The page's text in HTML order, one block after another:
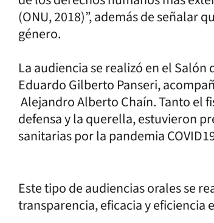
(ONU, 2018)”, además de señalar
género.
La audiencia se realizó en el
Eduardo Gilberto Panseri,
Alejandro Alberto Chaín. Tanto el
defensa y la querella, estuvieron
sanitarias por la pandemia
Este tipo de audiencias orales se
transparencia, eficacia y eficiencia